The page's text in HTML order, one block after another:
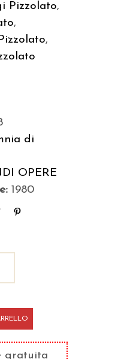
Pizzolato,
,
,
di
OPERE
1980
gratuita